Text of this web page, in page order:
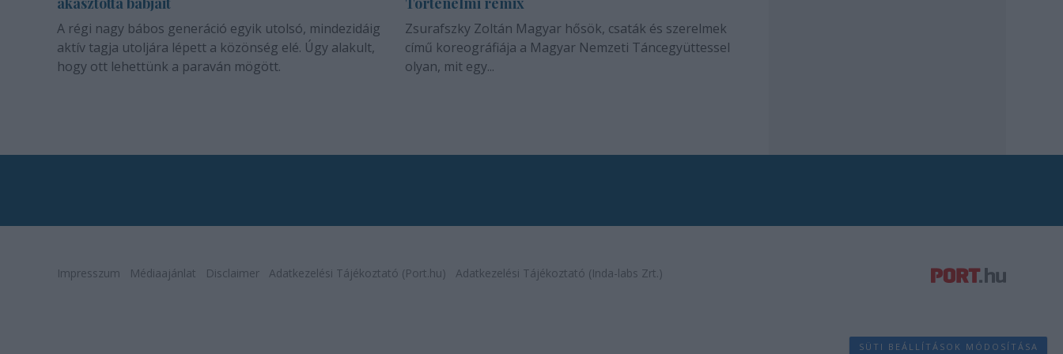
A régi nagy bábos generáció egyik utolsó, mindezidáig
aktív tagja utoljára lépett a közönség elé. Úgy alakult,
hogy ott lehettünk a paraván mögött.
Zsurafszky Zoltán Magyar hősök, csaták és szerelmek
című koreográfiája a Magyar Nemzeti Táncegyüttessel
olyan, mit egy...
Impresszum Médiaajánlat Disclaimer Adatkezelési Tájékoztató (Port.hu) Adatkezelési Tájékoztató (Inda-labs Zrt.)
SÜTI BEÁLLÍTÁSOK MÓDOSÍTÁSA